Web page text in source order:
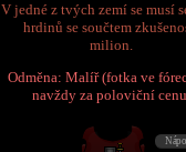
V jedné z tvých zemí se musí
hrdinů se součtem
milion.
Odměna: Malíř (fotka ve
navždy za poloviční